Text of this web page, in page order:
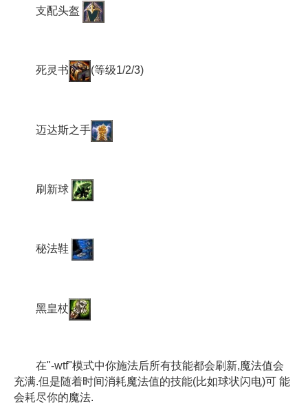
支配头盔
死灵书 (等级1/2/3)
迈达斯之手
刷新球
秘法鞋
黑皇杖
在"-wtf"模式中你施法后所有技能都会刷新,魔法值会
充满.但是随着时间消耗魔法值的技能(比如球状闪电)可 能
会耗尽你的魔法.